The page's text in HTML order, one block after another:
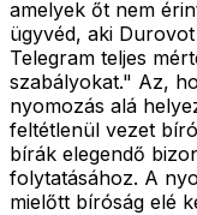
amelyek őt nem
ügyvéd, aki
Telegram teljes
szabályokat." Az,
nyomozás alá
feltétlenül vezet
bírák elegendő
folytatásához. A
mielőtt bíróság elé